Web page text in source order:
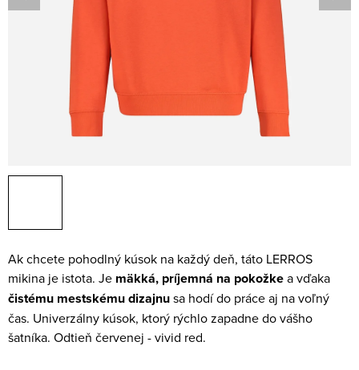
Ak chcete pohodlný kúsok na každý deň, táto LERROS
mikina je istota. Je mäkká, príjemná na pokožkea vďaka
čistému mestskému dizajnusa hodí do práce aj na voľný
čas. Univerzálny kúsok, ktorý rýchlo zapadne do vášho
šatníka. Odtieň červenej - vivid red.